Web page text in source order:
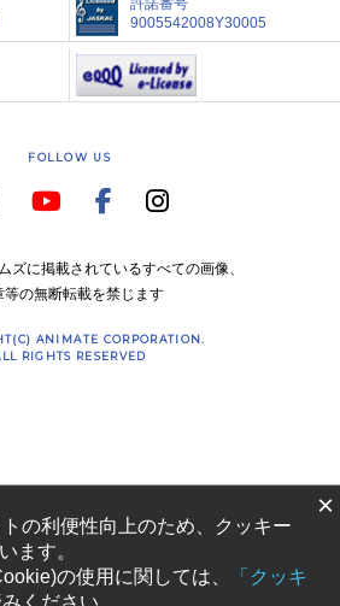
許諾番号
9005542008Y30005
FOLLOW US
ズに掲載されているすべての画像、
等の無断転載を禁じます
ANIMATE CORPORATION.
RIGHTS RESERVED
×
の利便性向上のため、クッキー
ます。
の使用に関しては、
「クッキ
ください。